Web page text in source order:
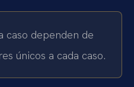
caso dependen de
únicos a cada caso.